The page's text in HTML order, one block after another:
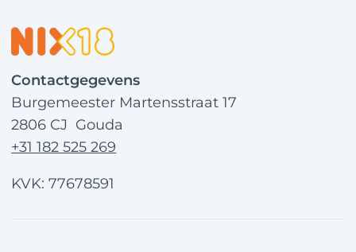
Contactgegevens
Burgemeester Martensstraat 17
2806 CJ Gouda
+31 182 525 269
KVK: 77678591